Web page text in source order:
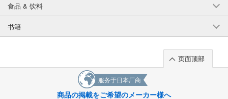
食品 & 饮料
书籍
页面顶部
服务于日本厂商
商品の掲載をご希望のメーカー様へ